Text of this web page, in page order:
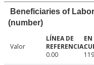
Beneficiaries of
(number)
Valor
0.00